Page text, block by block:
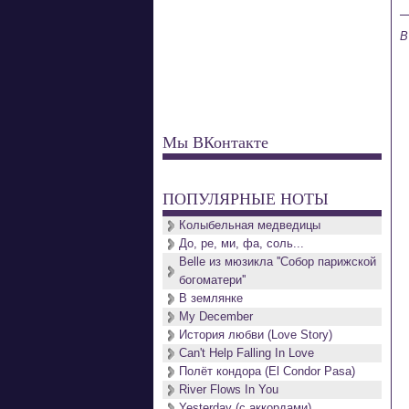
Мы ВКонтакте
ПОПУЛЯРНЫЕ НОТЫ
Колыбельная медведицы
До, ре, ми, фа, соль...
Belle из мюзикла ''Собор парижской
богоматери''
В землянке
My December
История любви (Love Story)
Can't Help Falling In Love
Полёт кондора (El Condor Pasa)
River Flows In You